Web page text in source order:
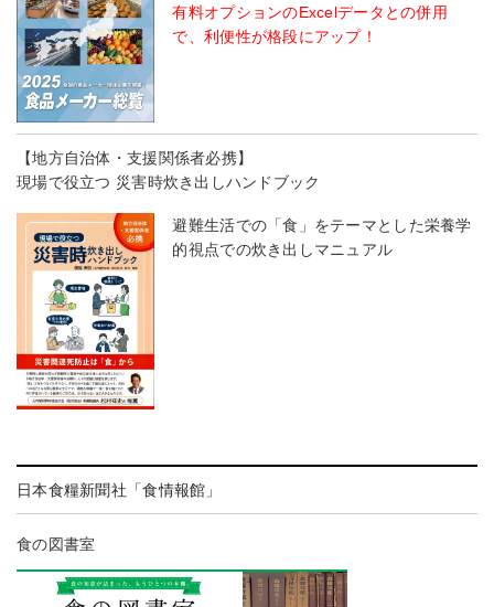
有料オプションのExcelデータとの併用
で、利便性が格段にアップ！
【地方自治体・支援関係者必携】
現場で役立つ 災害時炊き出しハンドブック
避難生活での「食」をテーマとした栄養学
的視点での炊き出しマニュアル
日本食糧新聞社「食情報館」
食の図書室